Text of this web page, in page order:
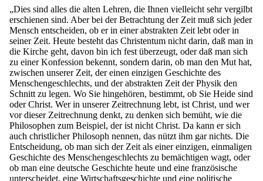
„Dies sind alles die alten Lehren, die Ihnen vielleicht sehr vergilbt
erschienen sind. Aber bei der Betrachtung der Zeit muß sich jeder
Mensch entscheiden, ob er in einer abstrakten Zeit lebt oder in
seiner Zeit. Heute besteht das Christentum nicht darin, daß man in
die Kirche geht, davon bin ich fest überzeugt, oder daß man sich
zu einer Konfession bekennt, sondern darin, ob man den Mut hat,
zwischen unserer Zeit, der einen einzigen Geschichte des
Menschengeschlechts, und der abstrakten Zeit der Physik den
Schnitt zu legen. Wo Sie hingehören, bestimmt, ob Sie Heide sind
oder Christ. Wer in unserer Zeitrechnung lebt, ist Christ, und wer
vor dieser Zeitrechnung denkt, zu denken sich bemüht, wie die
Philosophen zum Beispiel, der ist nicht Christ. Da kann er sich
auch christlicher Philosoph nennen, das nützt ihm gar nichts. Die
Entscheidung, ob man sich der Zeit als einer einzigen, einmaligen
Geschichte des Menschengeschlechts zu bemächtigen wagt, oder
ob man eine deutsche Geschichte heute und eine französische
unterscheidet, eine Wirtschaftsgeschichte und eine politische